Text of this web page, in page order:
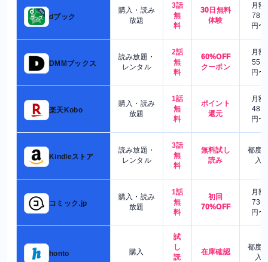
dブック
購入・読み
放題
3話
無
料
30日無料
体験
月額
780
円〜
DMMブックス
読み放題・
レンタル
2話
無
料
60%OFF
クーポン
月額
550
円〜
楽天Kobo
購入・読み
放題
1話
無
料
ポイント
還元
月額
480
円〜
Kindleストア
読み放題・
レンタル
3話
無
料
無料試し
読み
都度
入
コミック.jp
購入・読み
放題
1話
無
料
初回
70%OFF
月額
730
円〜
honto 購入
試
し
読
在庫確認
都度
入